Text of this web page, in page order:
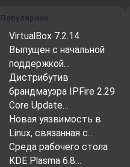
Популярное
VirtualBox 7.2.14
Выпущен с начальной
поддержкой…
Дистрибутив
брандмауэра IPFire 2.29
Core Update…
Новая уязвимость в
Linux, связанная с…
Среда рабочего стола
KDE Plasma 6.8…